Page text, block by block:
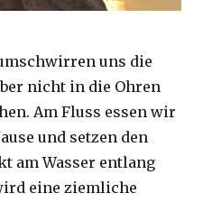
uns die
nicht in die Ohren
Am Fluss essen wir
und setzen den
am Wasser entlang
eine ziemliche